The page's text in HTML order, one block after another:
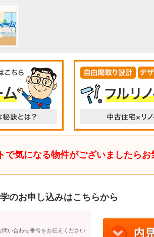
気になる物件がございましたらお
のお申し込みはこちらから
問い合わせ番号をお伝えください